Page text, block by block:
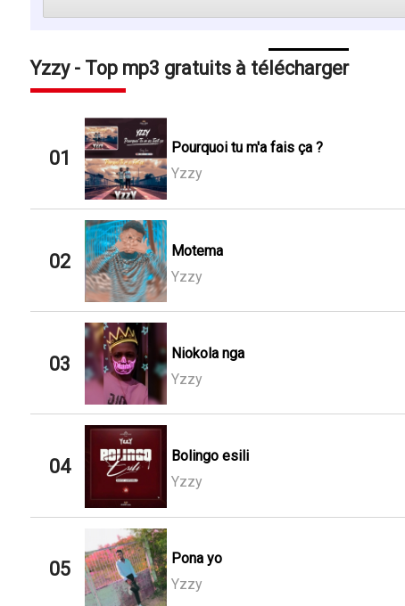
Yzzy - Top mp3 gratuits à télécharger
01
Pourquoi tu m'a fais ça ?
Yzzy
02
Motema
Yzzy
03
Niokola nga
Yzzy
04
Bolingo esili
Yzzy
05
Pona yo
Yzzy